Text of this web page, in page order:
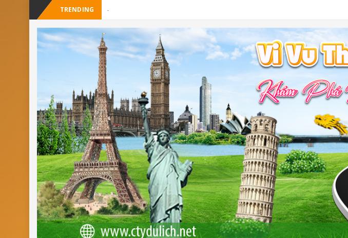
TRENDING Cây Ráy kh